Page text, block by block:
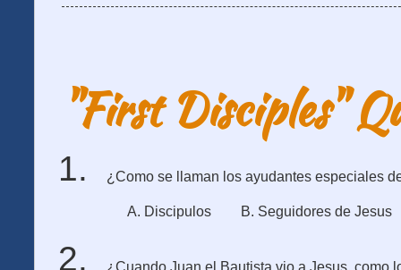
"First Disciples"
¿Como se llaman los ayudantes especiales
A. Discipulos B. Seguidores de Jesus
¿Cuando Juan el Bautista vio a Jesus, como